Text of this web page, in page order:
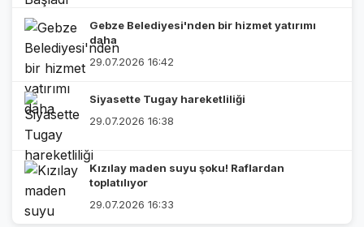
Gebze Belediyesi'nden bir hizmet yatırımı
daha
29.07.2026 16:42
Siyasette Tugay hareketliliği
29.07.2026 16:38
Kızılay maden suyu şoku! Raflardan
toplatılıyor
29.07.2026 16:33